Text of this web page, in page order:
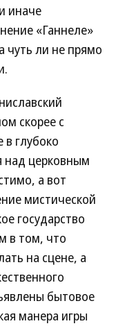
иначе
«Ганнеле»
чуть ли не прямо
скорее с
глубоко
над церковным
а вот
мистической
государство
в том, что
на сцене, а
бытовое
манера игры